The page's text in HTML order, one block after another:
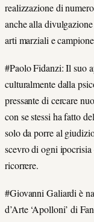
realizzazione di
anche alla
arti marziali e
#Paolo Fidanzi: Il suo
culturalmente dalla
pressante di cercare
con se stessi ha fatto
solo da porre al
scevro di ogni ipocrisia
ricorrere.
#Giovanni Galiardi è
d’Arte ‘Apolloni’ di